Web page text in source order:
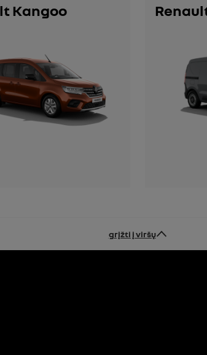
Kangoo
grįžti į viršų